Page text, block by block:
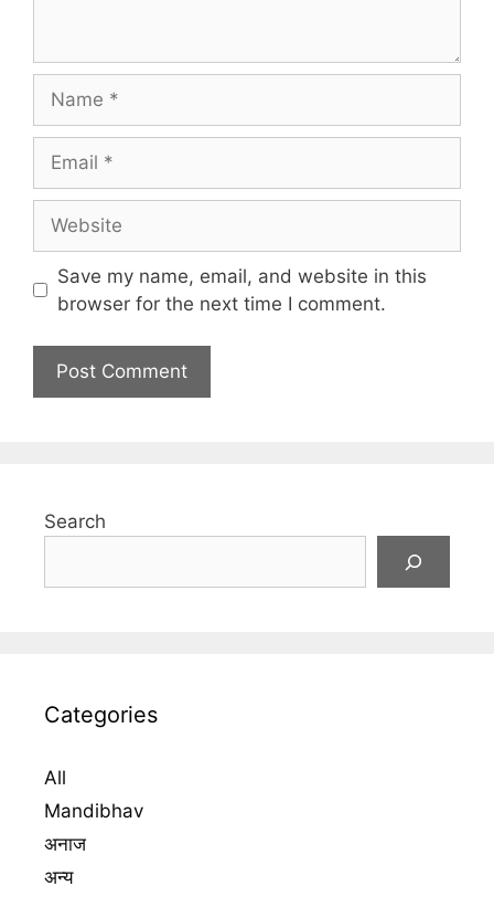
m
a
l
s
t
Save my name, email, and website in this
browser for the next time I comment.
Search
Categories
All
Mandibhav
अनाज
अन्य